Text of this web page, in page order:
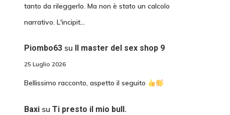
tanto da rileggerlo. Ma non è stato un calcolo
narrativo. L'incipit…
Piombo63su Il master del sex shop 9
25 Luglio 2026
Bellissimo racconto, aspetto il seguito
Baxisu Ti presto il mio bull.